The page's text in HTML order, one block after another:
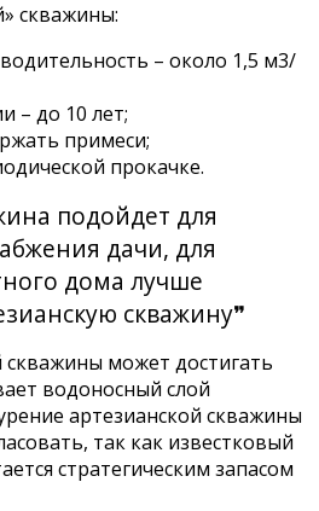
скважины:
– около 1,5 м3/
– до 10 лет;
примеси;
прокачке.
подойдет для
дачи, для
дома лучше
скважину❞
скважины может достигать
водоносный слой
артезианской скважины
так как известковый
стратегическим запасом